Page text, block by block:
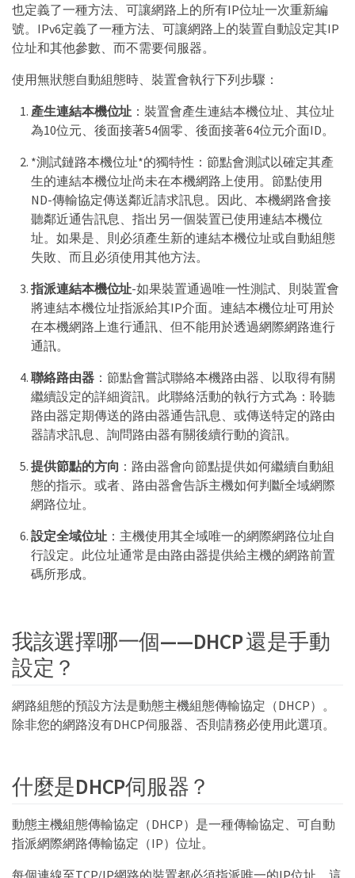
也定義了一種方法、可讓網路上的所有IP位址一次重新編
號。IPv6定義了一種方法、可讓網路上的裝置自動設定其IP
位址和其他參數、而不需要伺服器。
使用無狀態自動組態時、裝置會執行下列步驟：
產生連結本機位址 ：裝置會產生連結本機位址、其位址
為10位元、後面接著54個零、後面接著64位元介面ID。
*測試鏈路本機位址*的獨特性：節點會測試以確定其產
生的連結本機位址尚未在本機網路上使用。節點使用
ND-傳輸協定傳送鄰近請求訊息。因此、本機網路會接
聽鄰近通告訊息、指出另一個裝置已使用連結本機位
址。如果是、則必須產生新的連結本機位址或自動組態
失敗、而且必須使用其他方法。
指派連結本機位址-如果裝置通過唯一性測試、則裝置會
將連結本機位址指派給其IP介面。連結本機位址可用於
在本機網路上進行通訊、但不能用於透過網際網路進行
通訊。
聯絡路由器：節點會嘗試聯絡本機路由器、以取得有關
繼續設定的詳細資訊。此聯絡活動的執行方式為：聆聽
路由器定期傳送的路由器通告訊息、或傳送特定的路由
器請求訊息、詢問路由器有關後續行動的資訊。
提供節點的方向 ：路由器會向節點提供如何繼續自動組
態的指示。或者、路由器會告訴主機如何判斷全域網際
網路位址。
設定全域位址：主機使用其全域唯一的網際網路位址自
行設定。此位址通常是由路由器提供給主機的網路前置
碼所形成。
我該選擇哪一個——DHCP 還是手動
設定？
網路組態的預設方法是動態主機組態傳輸協定（DHCP）。
除非您的網路沒有DHCP伺服器、否則請務必使用此選項。
什麼是DHCP伺服器？
動態主機組態傳輸協定（DHCP）是一種傳輸協定、可自動
指派網際網路傳輸協定（IP）位址。